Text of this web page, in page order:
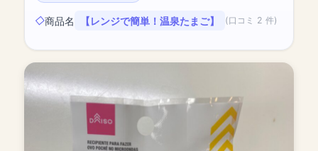
商品名 【レンジで簡単！温泉たまご】 (口コミ 2 件)